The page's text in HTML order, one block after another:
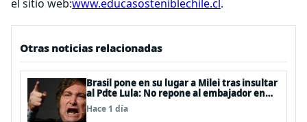
el sitio web:www.educasosteniblechile.cl.
Otras noticias relacionadas
Brasil pone en su lugar a Milei tras insultar
al Pdte Lula: No repone al embajador en
BBSS y rebaja la relación bilateral
Hace 1 día